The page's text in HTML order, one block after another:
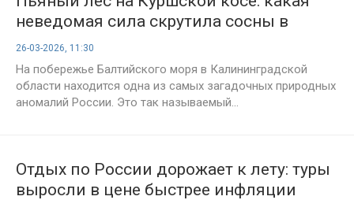
неведомая сила скрутила сосны в
спирали?
26-03-2026, 11:30
На побережье Балтийского моря в Калининградской
области находится одна из самых загадочных природных
аномалий России. Это так называемый...
Отдых по России дорожает к лету: туры
выросли в цене быстрее инфляции